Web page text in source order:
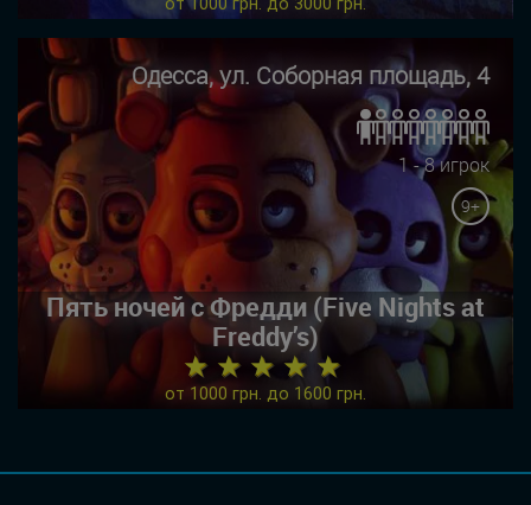
Одесса, ул. Соборная площадь, 4
1 - 8 игрок
9+
Пять ночей с Фредди (Five Nights at
Freddy’s)
★ ★ ★ ★ ★
от 1000 грн. до 1600 грн.